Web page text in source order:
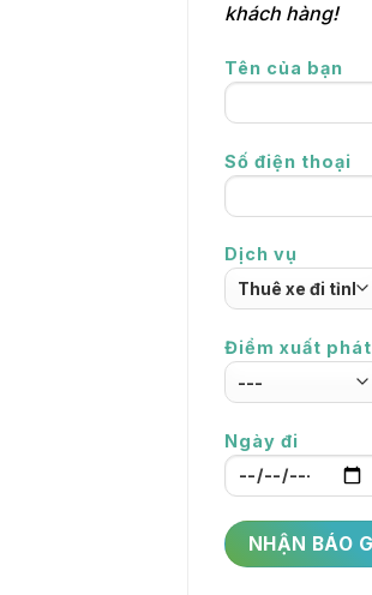
khách hàng!
Tên của bạn
Số điện thoại
Dịch vụ
Điểm xuất phát
Ngày đi